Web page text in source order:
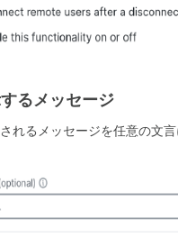
るメッセージ
れるメッセージを任意の文